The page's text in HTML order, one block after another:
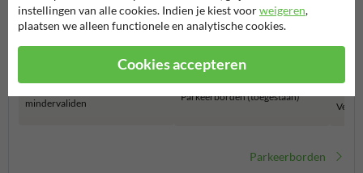
mindervaliden
Parkeerborden (toegestaan)
Parkeerborden
instellingen van alle cookies. Indien je kiest voorweigeren,
plaatsen we alleen functionele en analytische cookies.
Cookies accepteren